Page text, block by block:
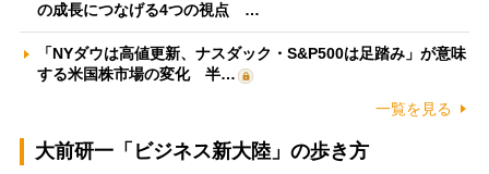
の成長につなげる4つの視点 …
「NYダウは高値更新、ナスダック・S&P500は足踏み」が意味
する米国株市場の変化 半…
一覧を見る
大前研一「ビジネス新大陸」の歩き方